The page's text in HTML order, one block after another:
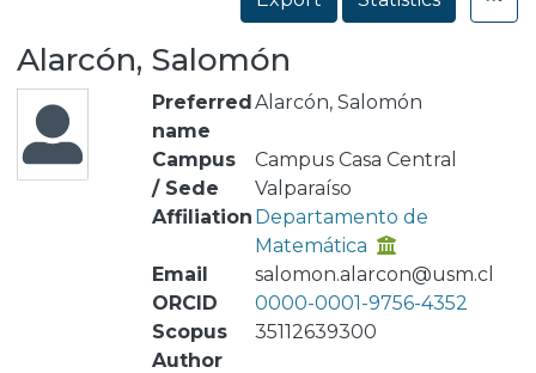
Alarcón, Salomón
Preferred
name
Alarcón, Salomón
Campus
/ Sede
Campus Casa Central
Valparaíso
Affiliation Departamento de
Matemática
Email
salomon.alarcon@usm.cl
ORCID
0000-0001-9756-4352
Scopus
Author
35112639300